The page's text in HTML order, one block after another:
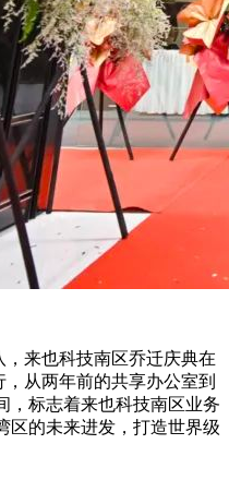
，来也科技南区乔迁庆典在
从两年前的共享办公室到
，标志着来也科技南区业务
区的未来进发，打造世界级